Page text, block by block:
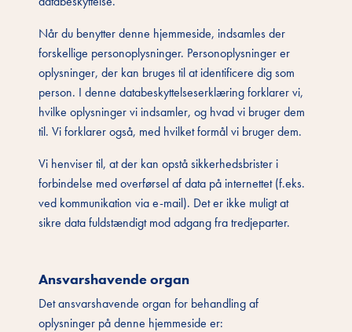
Når du benytter denne hjemmeside, indsamles der
forskellige personoplysninger. Personoplysninger er
oplysninger, der kan bruges til at identificere dig som
person. I denne databeskyttelseserklæring forklarer vi,
hvilke oplysninger vi indsamler, og hvad vi bruger dem
til. Vi forklarer også, med hvilket formål vi bruger dem.
Vi henviser til, at der kan opstå sikkerhedsbrister i
forbindelse med overførsel af data på internettet (f.eks.
ved kommunikation via e-mail). Det er ikke muligt at
sikre data fuldstændigt mod adgang fra tredjeparter.
Ansvarshavende organ
Det ansvarshavende organ for behandling af
oplysninger på denne hjemmeside er: